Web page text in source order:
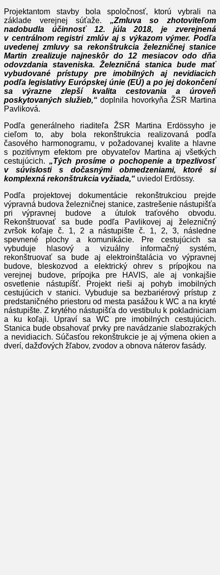
Projektantom stavby bola spoločnosť, ktorú vybrali na
základe verejnej súťaže. „Zmluva so zhotoviteľom
nadobudla účinnosť 12. júla 2018, je zverejnená
v centrálnom registri zmlúv aj s výkazom výmer. Podľa
uvedenej zmluvy sa rekonštrukcia železničnej stanice
Martin zrealizuje najneskôr do 12 mesiacov odo dňa
odovzdania staveniska. Železničná stanica bude mať
vybudované prístupy pre imobilných aj nevidiacich
podľa legislatívy Európskej únie (EÚ) a po jej dokončení
sa výrazne zlepší kvalita cestovania a úroveň
poskytovaných služieb,“ doplnila hovorkyňa ŽSR Martina
Pavliková.
Podľa generálneho riaditeľa ŽSR Martina Erdössyho je
cieľom to, aby bola rekonštrukcia realizovaná podľa
časového harmonogramu, v požadovanej kvalite a hlavne
s pozitívnym efektom pre obyvateľov Martina aj všetkých
cestujúcich. „Tých prosíme o pochopenie a trpezlivosť
v súvislosti s dočasnými obmedzeniami, ktoré si
komplexná rekonštrukcia vyžiada,“ uviedol Erdössy.
Podľa projektovej dokumentácie rekonštrukciou prejde
výpravná budova železničnej stanice, zastrešenie nástupišťa
pri výpravnej budove a útulok traťového obvodu.
Rekonštruovať sa bude podľa Pavlikovej aj železničný
zvršok koľaje č. 1, 2 a nástupište č. 1, 2, 3, následne
spevnené plochy a komunikácie. Pre cestujúcich sa
vybuduje hlasový a vizuálny informačný systém,
rekonštruovať sa bude aj elektroinštalácia vo výpravnej
budove, bleskozvod a elektrický ohrev s prípojkou na
verejnej budove, prípojka pre HAVIS, ale aj vonkajšie
osvetlenie nástupíšť. Projekt rieši aj pohyb imobilných
cestujúcich v stanici. Vybuduje sa bezbariérový prístup z
predstaničného priestoru od mesta pasážou k WC a na kryté
nástupište. Z krytého nástupišťa do vestibulu k pokladniciam
a ku koľaji. Upraví sa WC pre imobilných cestujúcich.
Stanica bude obsahovať prvky pre navádzanie slabozrakých
a nevidiacich. Súčasťou rekonštrukcie je aj výmena okien a
dverí, dažďových žľabov, zvodov a obnova náterov fasády.